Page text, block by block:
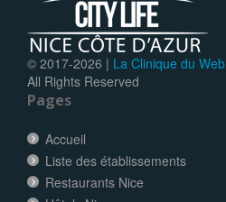
© 2017-2026 | La Clinique du Web
All Rights Reserved
Pages
Accueil
Liste des établissements
Restaurants Nice